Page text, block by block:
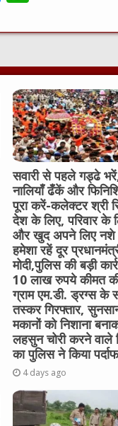
ss
e
n
g
er
at
s
A
p
p
सवारी से पहले गड्ढे
नालियाँ ढँकें और
पूरा करें-कलेक्टर श्री
देश के लिए, परिवार के
और खुद अपने लिए
हमेशा रहें दूर
मोदी,पुलिस की बड़ी
10 लाख रुपये कीमत
ग्राम एम.डी. ड्रग्स के
तस्कर गिरफ्तार,
मकानों को निशाना
लहसुन चोरी करने वाले
का पुलिस ने किया
4 days ago